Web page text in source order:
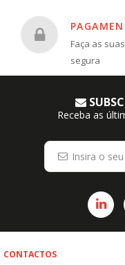
Faça as
segura
Receba as
CONTACTOS